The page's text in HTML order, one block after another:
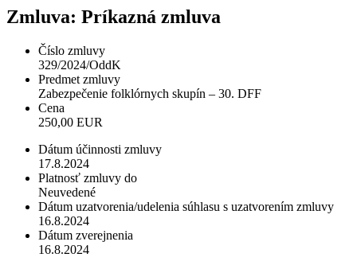
Zmluva: Príkazná zmluva
Číslo zmluvy
329/2024/OddK
Predmet zmluvy
Zabezpečenie folklórnych skupín – 30. DFF
Cena
250,00 EUR
Dátum účinnosti zmluvy
17.8.2024
Platnosť zmluvy do
Neuvedené
Dátum uzatvorenia/udelenia súhlasu s uzatvorením zmluvy
16.8.2024
Dátum zverejnenia
16.8.2024